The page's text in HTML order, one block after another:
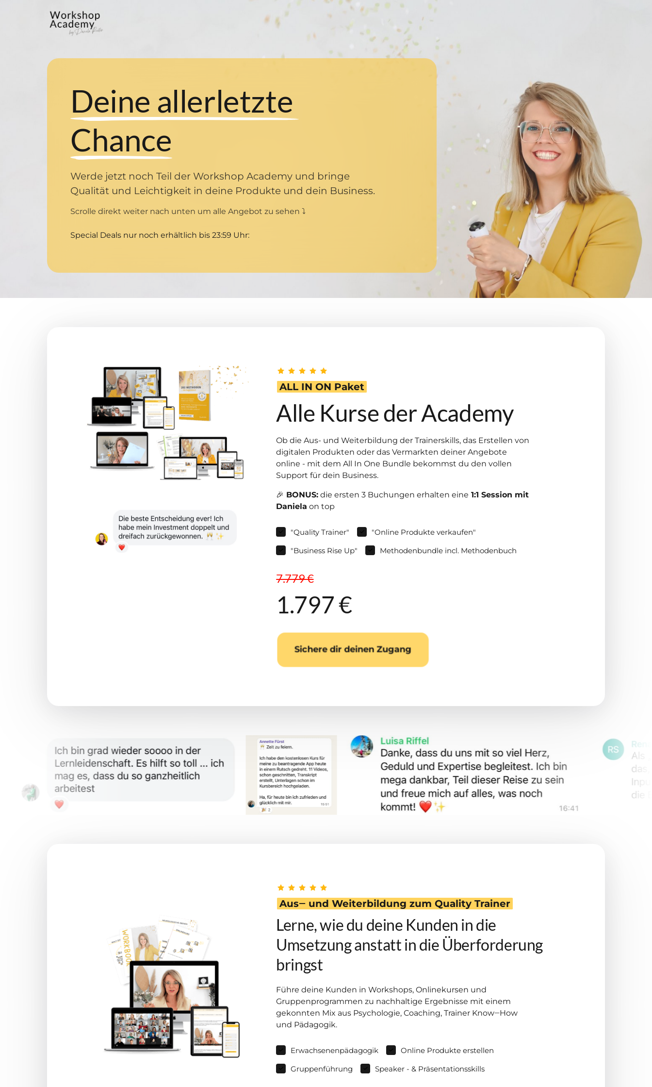
Deine
Chance
Werde jetzt noch Teil der Workshop Academy und bringe
Qualität und Leichtigkeit in deine Produkte und dein Business.
Scrolle direkt weiter nach unten um alle Angebot zu sehen ⤵️
Special Deals nur noch erhältlich bis 23:59 Uhr:
ALL IN ON Paket
Alle Kurse der Academy
Ob die Aus- und Weiterbildung der Trainerskills, das Erstellen von
digitalen Produkten oder das Vermarkten deiner Angebote
online - mit dem All In One Bundle bekommst du den vollen
Support für dein Business.
🎉 BONUS: die ersten 3 Buchungen erhalten eine 1:1 Session mit
Daniela on top
"Quality Trainer"
"Online Produkte verkaufen"
"Business Rise Up"
Methodenbundle incl. Methodenbuch
7.779 €
1.797 €
Sichere dir deinen Zugang
Aus‒ und Weiterbildung zum Quality Trainer
Lerne, wie du deine Kunden in die
Umsetzung anstatt in die Überforderung
bringst
Führe deine Kunden in Workshops, Onlinekursen und
Gruppenprogrammen zu nachhaltige Ergebnisse mit einem
gekonnten Mix aus Psychologie, Coaching, Trainer Know‒How
und Pädagogik.
Erwachsenenpädagogik
Online Produkte erstellen
Gruppenführung
Speaker - & Präsentationsskills